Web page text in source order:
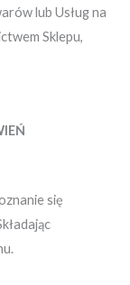
lub Usług na
Sklepu,
się